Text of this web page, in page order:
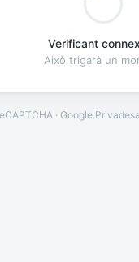
Verificant
Això trigarà un
· Google Privadesa